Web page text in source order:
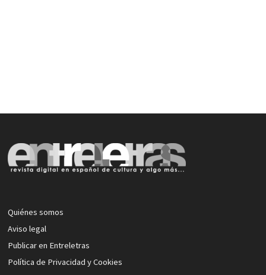
Quiénes somos
Aviso legal
Publicar en Entreletras
Política de Privacidad y Cookies